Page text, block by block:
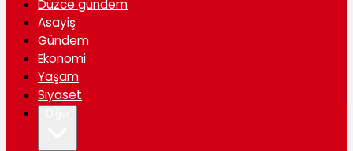
Düzce gündem
Asayiş
Gündem
Ekonomi
Yaşam
Siyaset